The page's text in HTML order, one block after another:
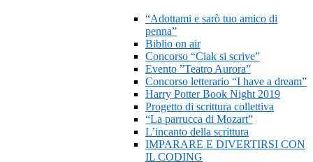
“Adottami e sarò tuo amico di
penna”
Biblio on air
Concorso “Ciak si scrive”
Evento ”Teatro Aurora”
Concorso letterario “I have a dream”
Harry Potter Book Night 2019
Progetto di scrittura collettiva
“La parrucca di Mozart”
L’incanto della scrittura
IMPARARE E DIVERTIRSI CON
IL CODING